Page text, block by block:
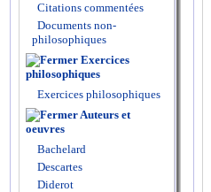
Citations commentées
Documents non-
philosophiques
Exercices
philosophiques
Exercices philosophiques
Auteurs et
oeuvres
Bachelard
Descartes
Diderot